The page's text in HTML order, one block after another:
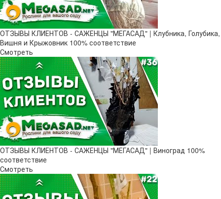
ОТЗЫВЫ КЛИЕНТОВ - САЖЕНЦЫ "МЕГАСАД" | Клубника, Голубика,
Вишня и Крыжовник 100% соответствие
Смотреть
ОТЗЫВЫ КЛИЕНТОВ - САЖЕНЦЫ "МЕГАСАД" | Виноград 100%
соответствие
Смотреть